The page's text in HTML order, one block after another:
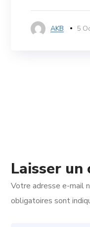
AKB 5
Laisser un
Votre adresse e-mail
obligatoires sont